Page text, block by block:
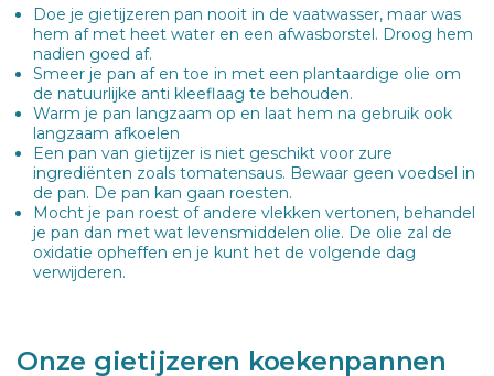
Doe je gietijzeren pan nooit in de vaatwasser, maar was
hem af met heet water en een afwasborstel. Droog hem
nadien goed af.
Smeer je pan af en toe in met een plantaardige olie om
de natuurlijke anti kleeflaag te behouden.
Warm je pan langzaam op en laat hem na gebruik ook
langzaam afkoelen
Een pan van gietijzer is niet geschikt voor zure
ingrediënten zoals tomatensaus. Bewaar geen voedsel in
de pan. De pan kan gaan roesten.
Mocht je pan roest of andere vlekken vertonen, behandel
je pan dan met wat levensmiddelen olie. De olie zal de
oxidatie opheffen en je kunt het de volgende dag
verwijderen.
Onze gietijzeren koekenpannen